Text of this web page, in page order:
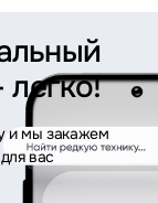
легко!
и мы закажем
вас